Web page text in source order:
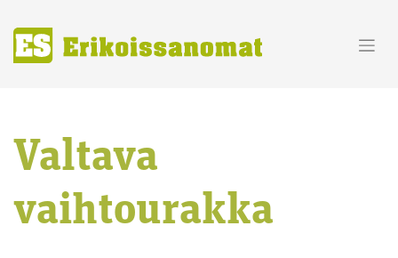
content
Valtava
vaihtourakka